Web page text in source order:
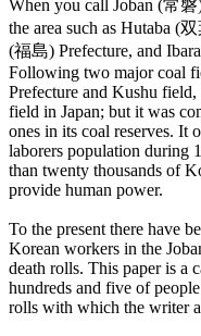
When you call Joban (常
the area such as Hutaba (
(福島) Prefecture, and
Following two major coal
Prefecture and Kushu
field in Japan; but it was
ones in its coal reserves. It
laborers population during
than twenty thousands of
provide human power.
To the present there have
Korean workers in the
death rolls. This paper is a
hundreds and five of
rolls with which the writer